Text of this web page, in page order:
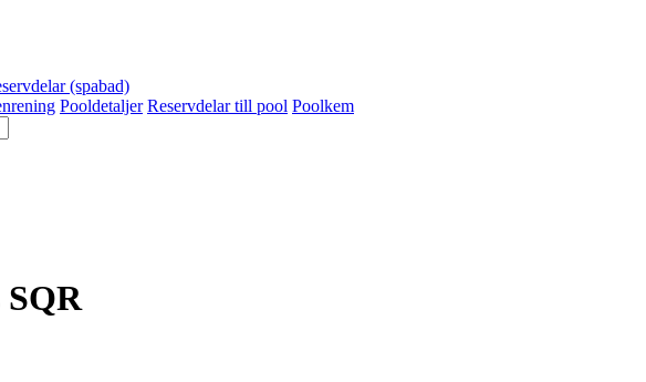
(spabad)
Pooldetaljer Reservdelar till pool Poolkem